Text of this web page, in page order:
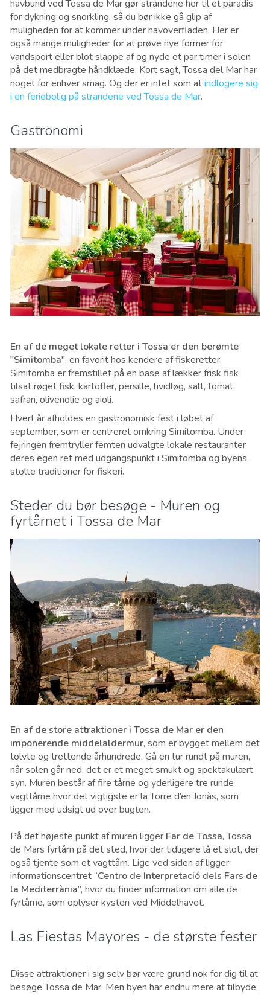
havbund ved Tossa de Mar gør strandene her til et paradis
for dykning og snorkling, så du bør ikke gå glip af
muligheden for at kommer under havoverfladen. Her er
også mange muligheder for at prøve nye former for
vandsport eller blot slappe af og nyde et par timer i solen
på det medbragte håndklæde. Kort sagt, Tossa del Mar har
noget for enhver smag. Og der er intet som atindlogere sig
i en feriebolig på strandene ved Tossa de Mar.
Gastronomi
En af de meget lokale retter i Tossa er den berømte
"Simitomba", en favorit hos kendere af fiskeretter.
Simitomba er fremstillet på en base af lækker frisk fisk
tilsat røget fisk, kartofler, persille, hvidløg, salt, tomat,
safran, olivenolie og aioli.
Hvert år afholdes en gastronomisk fest i løbet af
september, som er centreret omkring Simitomba. Under
fejringen fremtryller femten udvalgte lokale restauranter
deres egen ret med udgangspunkt i Simitomba og byens
stolte traditioner for fiskeri.
Steder du bør besøge - Muren og
fyrtårnet i Tossa de Mar
En af de store attraktioner i Tossa de Mar er den
imponerende middelaldermur, som er bygget mellem det
tolvte og trettende århundrede. Gå en tur rundt på muren,
når solen går ned, det er et meget smukt og spektakulært
syn. Muren består af fire tårne ​​og yderligere tre runde
vagttårne hvor det vigtigste er la Torre d’en Jonàs, som
ligger med udsigt ud over bugten.
På det højeste punkt af muren ligger Far de Tossa, Tossa
de Mars fyrtårn på det sted, hvor der tidligere lå et slot, der
også tjente som et vagttårn. Lige ved siden af ligger
informationscentret “Centro de Interpretació dels Fars de
la Mediterrània”, hvor du finder information om alle de
fyrtårne, som oplyser kysten ved Middelhavet.
Las Fiestas Mayores - de største fester
Disse attraktioner i sig selv bør være grund nok for dig til at
besøge Tossa de Mar. Men byen har endnu mere at tilbyde,